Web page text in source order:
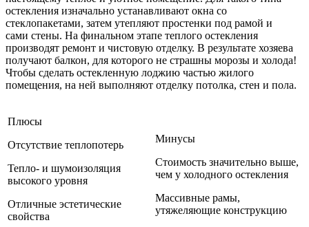
остекления изначально устанавливают окна со
стеклопакетами, затем утепляют простенки под рамой и
сами стены. На финальном этапе теплого остекления
производят ремонт и чистовую отделку. В результате хозяева
получают балкон, для которого не страшны морозы и холода!
Чтобы сделать остекленную лоджию частью жилого
помещения, на ней выполняют отделку потолка, стен и пола.
Плюсы
Отсутствие теплопотерь
Тепло- и шумоизоляция
высокого уровня
Отличные эстетические
свойства
Минусы
Стоимость значительно выше,
чем у холодного остекления
Массивные рамы,
утяжеляющие конструкцию